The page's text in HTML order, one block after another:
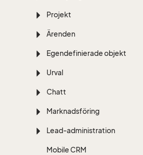
Projekt
Ärenden
Egendefinierade objekt
Urval
Chatt
Marknadsföring
Lead-administration
Mobile CRM